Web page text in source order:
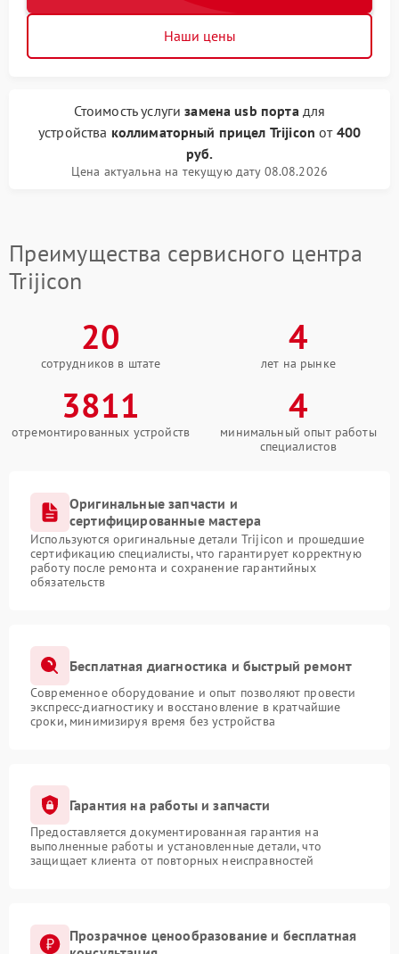
Наши цены
Стоимость услугизамена usb портадля
устройства коллиматорный прицел Trijicon от 400
руб.
Цена актуальна на текущую дату 08.08.2026
Преимущества сервисного центра
Trijicon
20
сотрудников в штате
4
лет на рынке
3811
отремонтированных устройств
4
минимальный опыт работы
специалистов
Оригинальные запчасти и
сертифицированные мастера
Используются оригинальные детали Trijicon и прошедшие
сертификацию специалисты, что гарантирует корректную
работу после ремонта и сохранение гарантийных
обязательств
Бесплатная диагностика и быстрый ремонт
Современное оборудование и опыт позволяют провести
экспресс-диагностику и восстановление в кратчайшие
сроки, минимизируя время без устройства
Гарантия на работы и запчасти
Предоставляется документированная гарантия на
выполненные работы и установленные детали, что
защищает клиента от повторных неисправностей
Прозрачное ценообразование и бесплатная